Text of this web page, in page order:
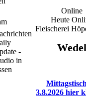
-
in
Online
Heute
Fleischerei
Wedel
3.8.2026 hier